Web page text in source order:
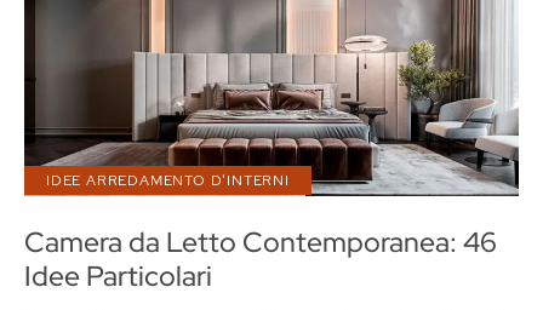
Camera da Letto Contemporanea: 46
Idee Particolari
IDEE ARREDAMENTO D'INTERNI